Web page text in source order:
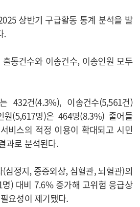
상반기 구급활동 통계 분석을 발
.
동건수와 이송건수, 이송인원 모두
432건(4.3%), 이송건수(5,561건)
원(5,617명)은 464명(8.3%) 줄어들
비스의 적정 이용이 확대되고 시민
과로 분석된다.
심정지, 중증외상, 심혈관, 뇌혈관)의
) 대비 7.6% 증가해 고위험 응급상
요성이 제기됐다.